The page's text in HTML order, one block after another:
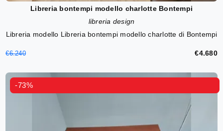
Libreria bontempi modello charlotte Bontempi
libreria design
Libreria modello Libreria bontempi modello charlotte di Bontempi
€6.240 €4.680
-73%